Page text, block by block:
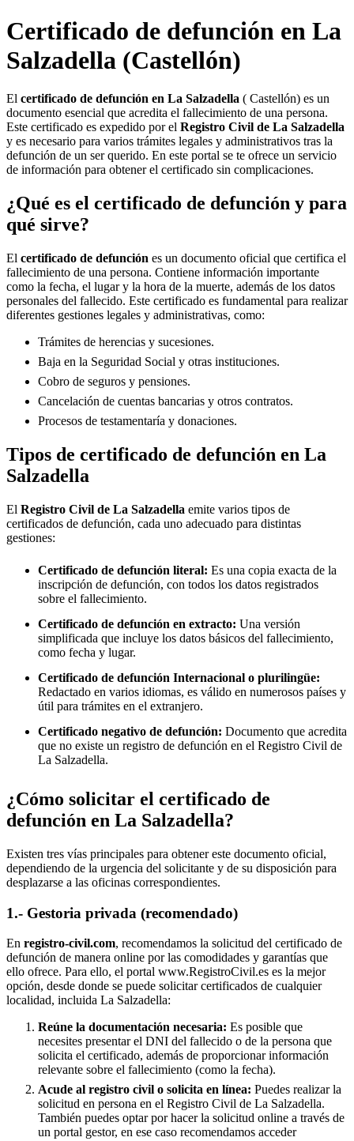
Certificado de defunción en La
Salzadella (Castellón)
El certificado de defunción en La Salzadella ( Castellón) es un
documento esencial que acredita el fallecimiento de una persona.
Este certificado es expedido por el Registro Civil de La Salzadella
y es necesario para varios trámites legales y administrativos tras la
defunción de un ser querido. En este portal se te ofrece un servicio
de información para obtener el certificado sin complicaciones.
¿Qué es el certificado de defunción y para
qué sirve?
El certificado de defunción es un documento oficial que certifica el
fallecimiento de una persona. Contiene información importante
como la fecha, el lugar y la hora de la muerte, además de los datos
personales del fallecido. Este certificado es fundamental para realizar
diferentes gestiones legales y administrativas, como:
Trámites de herencias y sucesiones.
Baja en la Seguridad Social y otras instituciones.
Cobro de seguros y pensiones.
Cancelación de cuentas bancarias y otros contratos.
Procesos de testamentaría y donaciones.
Tipos de certificado de defunción en La
Salzadella
El Registro Civil de La Salzadella emite varios tipos de
certificados de defunción, cada uno adecuado para distintas
gestiones:
Certificado de defunción literal: Es una copia exacta de la
inscripción de defunción, con todos los datos registrados
sobre el fallecimiento.
Certificado de defunción en extracto: Una versión
simplificada que incluye los datos básicos del fallecimiento,
como fecha y lugar.
Certificado de defunción Internacional o plurilingüe:
Redactado en varios idiomas, es válido en numerosos países y
útil para trámites en el extranjero.
Certificado negativo de defunción: Documento que acredita
que no existe un registro de defunción en el Registro Civil de
La Salzadella.
¿Cómo solicitar el certificado de
defunción en La Salzadella?
Existen tres vías principales para obtener este documento oficial,
dependiendo de la urgencia del solicitante y de su disposición para
desplazarse a las oficinas correspondientes.
1.- Gestoria privada (recomendado)
En registro-civil.com, recomendamos la solicitud del certificado de
defunción de manera online por las comodidades y garantías que
ello ofrece. Para ello, el portal www.RegistroCivil.es es la mejor
opción, desde donde se puede solicitar certificados de cualquier
localidad, incluida La Salzadella:
Reúne la documentación necesaria: Es posible que
necesites presentar el DNI del fallecido o de la persona que
solicita el certificado, además de proporcionar información
relevante sobre el fallecimiento (como la fecha).
Acude al registro civil o solicita en línea: Puedes realizar la
solicitud en persona en el Registro Civil de La Salzadella.
También puedes optar por hacer la solicitud online a través de
un portal gestor, en ese caso recomendamos acceder